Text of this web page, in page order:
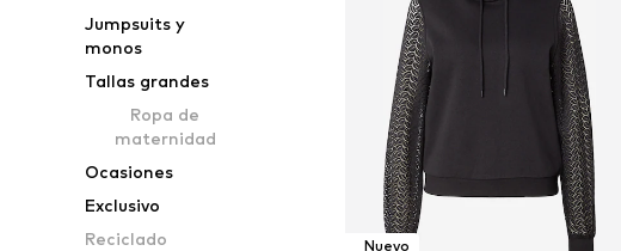
Jumpsuits y
monos
Tallas grandes
Ropa de
maternidad
Ocasiones
Exclusivo
Reciclado
Nuevo